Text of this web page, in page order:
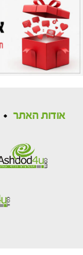
אודות האתר